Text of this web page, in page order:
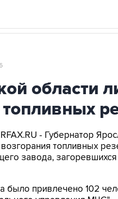
области
топливных
- Губернатор
топливных
завода, загоревшихся
привлечено 102